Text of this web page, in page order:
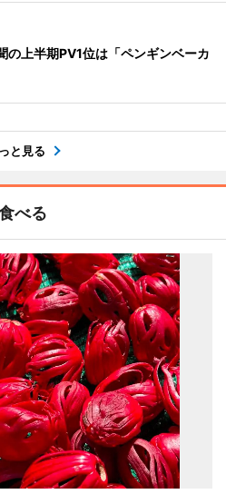
の上半期PV1位は「ペンギンベーカ
と見る
べる